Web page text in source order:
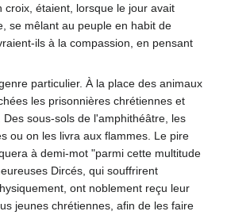
étaient, lorsque le jour avait
se mêlant au peuple en habit de
ils à la compassion, en pensant
particulier. À la place des animaux
les prisonnières chrétiennes et
sous-sols de l'amphithéâtre, les
ou on les livra aux flammes. Le pire
à demi-mot "parmi cette multitude
Dircés, qui souffrirent
ont noblement reçu leur
jeunes chrétiennes, afin de les faire